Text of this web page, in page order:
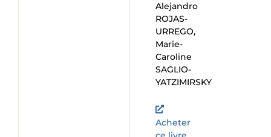
Alejandro
ROJAS-
URREGO,
Marie-
Caroline
SAGLIO-
YATZIMIRSKY
Acheter